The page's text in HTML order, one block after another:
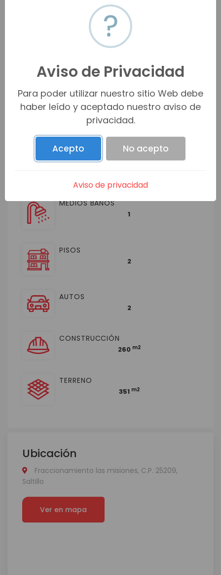
CUARTOS
3
BAÑOS
MEDIOS BAÑOS
1
PISOS
2
AUTOS
2
CONSTRUCCIÓN
260 m2
TERRENO
351 m2
Ubicación
Fraccionamiento las misiones, C.P. 25209,
Saltillo
Ver en mapa
?
Aviso de Privacidad
Para poder utilizar nuestro sitio Web debe
haber leído y aceptado nuestro aviso de
privacidad.
Acepto No acepto
Aviso de privacidad